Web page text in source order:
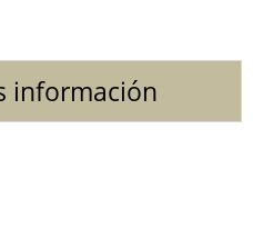
información